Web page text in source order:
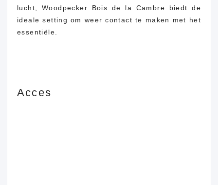
lucht, Woodpecker Bois de la Cambre biedt de
ideale setting om weer contact te maken met het
essentiële.
Acces